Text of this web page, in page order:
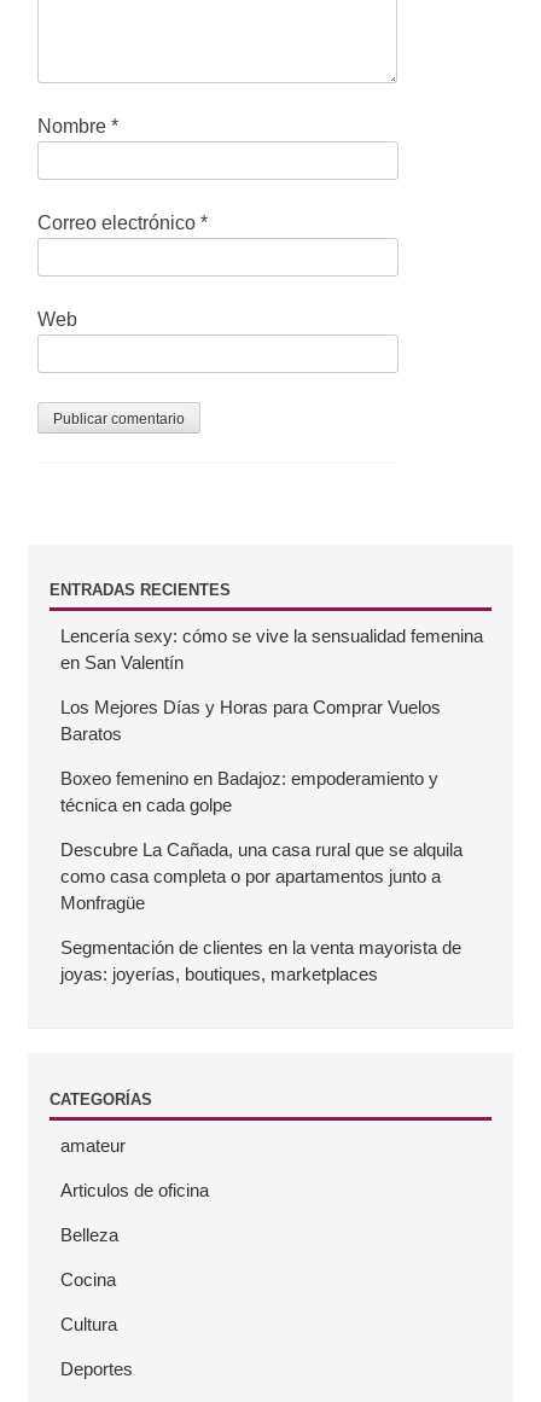
Nombre*
Correo electrónico*
Web
BENTRADAS RECIENTES
Lencería sexy: cómo se vive la sensualidad femenina
en San Valentín
Los Mejores Días y Horas para Comprar Vuelos
Baratos
Boxeo femenino en Badajoz: empoderamiento y
técnica en cada golpe
Descubre La Cañada, una casa rural que se alquila
como casa completa o por apartamentos junto a
Monfragüe
Segmentación de clientes en la venta mayorista de
joyas: joyerías, boutiques, marketplaces
CATEGORÍAS
amateur
Articulos de oficina
Belleza
Cocina
Cultura
Deportes